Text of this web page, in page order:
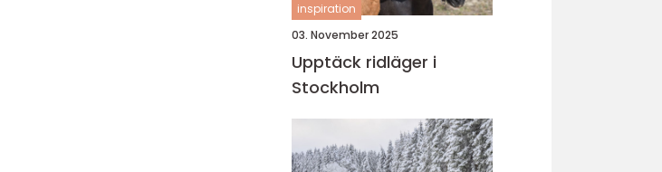
inspiration
03. November 2025
Upptäck ridläger i
Stockholm